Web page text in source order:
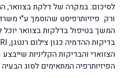
לסיכום: במקרה של דלקת בצוואר,
ורק פיזיותרפיסט שהוסמך ע"י
המשך בטיפול בדלקות בצוואר יוכל
הצווארי והבדיקות הקליניות
הפיזיותרפיה המתאימים לסוג